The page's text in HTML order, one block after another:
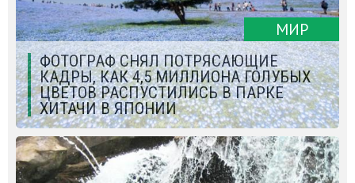
МИР
ФОТОГРАФ СНЯЛ ПОТРЯСАЮЩИЕ
КАДРЫ, КАК 4,5 МИЛЛИОНА ГОЛУБЫХ
ЦВЕТОВ РАСПУСТИЛИСЬ В ПАРКЕ
ХИТАЧИ В ЯПОНИИ